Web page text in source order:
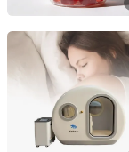
Nanjing
Jiangsu, China